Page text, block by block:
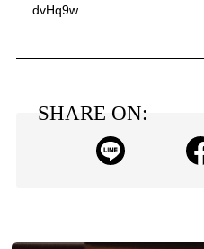
dvHq9w
SHARE ON: